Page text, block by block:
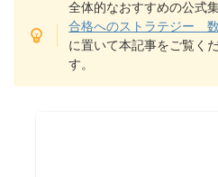
全体的なおすすめの公式
合格へのストラテジー
に置いて本記事をご覧く
す。